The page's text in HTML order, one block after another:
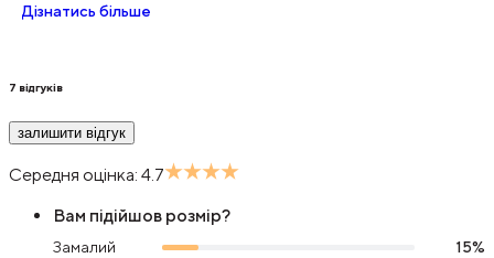
Дізнатись більше
7 відгуків
залишити відгук
Середня оцінка: 4.7
Вам підійшов розмір?
Замалий 15%